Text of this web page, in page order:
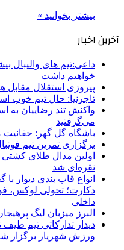
بیشتر بخوانید »
آخرین اخبار
داعی:تیم های والیبال
خواهیم داشت
پیروزی استقلال مقابل
تاجرنیا: حال تیم خوب
واکنش تند رضاییان به
می‌گرفتید
باشگاه گل گهر: حقانیت
برگزاری تمرین تیم
اولین مدال طلای
نقره‌ای شد
انواع قاب بندی دیوار
دکارت؛ تحولی لوکس،
داخلی
البرز میزبان لیگ
دیدار تدارکاتی تیم
ورزش شهریار برگزار